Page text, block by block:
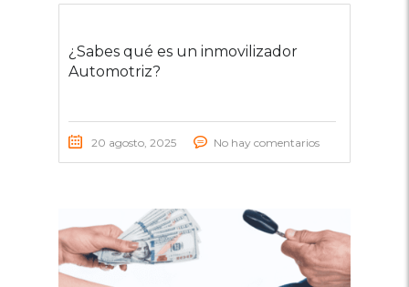
¿Sabes qué es un inmovilizador
Automotriz?
20 agosto, 2025 No hay comentarios